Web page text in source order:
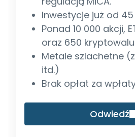
Inwestycje już od 45
Ponad 10 000 akcji,
oraz 650
Metale szlachetne
itd.)
Brak opłat za
Odwiedź